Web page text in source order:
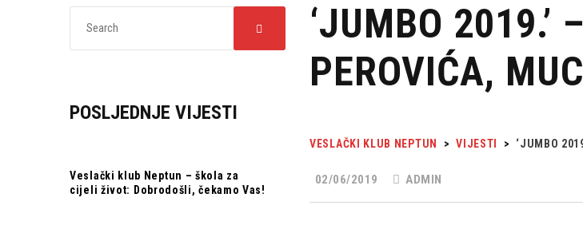
‘JUMBO 2019.’
PEROVIĆA,
VESLAČKI KLUB NEPTUN > VIJESTI > ‘JUMBO
02/06/2019 ADMIN
POSLJEDNJE VIJESTI
Veslački klub Neptun – škola za
cijeli život: Dobrodošli, čekamo Vas!